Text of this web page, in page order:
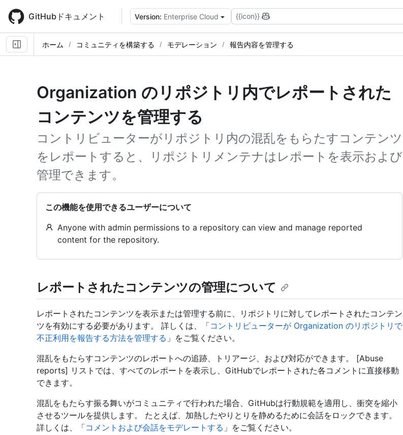
main
content
GitHubドキュメント Version: Enterprise Cloud {{icon}}
ホーム コミュニティを構築する モデレーション 報告内容を管理する
Organization のリポジトリ内でレポートされた
コンテンツを管理する
コントリビューターがリポジトリ内の混乱をもらたすコンテンツ
をレポートすると、リポジトリメンテナはレポートを表示および
管理できます。
この機能を使用できるユーザーについて
Anyone with admin permissions to a repository can view and manage reported
content for the repository.
レポートされたコンテンツの管理について
レポートされたコンテンツを表示または管理する前に、リポジトリに対してレポートされたコンテン
ツを有効にする必要があります。 詳しくは、「コントリビューターが Organization のリポジトリで
不正利用を報告する方法を管理する 」をご覧ください。
混乱をもたらすコンテンツのレポートへの追跡、トリアージ、および対応ができます。 [Abuse
reports] リストでは、すべてのレポートを表示し、GitHubでレポートされた各コメントに直接移動
できます。
混乱をもたらす振る舞いがコミュニティで行われた場合、GitHubは行動規範を適用し、衝突を縮小
させるツールを提供します。 たとえば、加熱したやりとりを静めるために会話をロックできます。
詳しくは、「コメントおよび会話をモデレートする 」をご覧ください。